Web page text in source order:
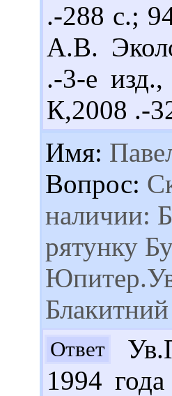
.-288 с.;
А.В.
.-3-е
К,2008 .-
Имя:
Вопрос:
наличии:
рятунку
Ответ
1994